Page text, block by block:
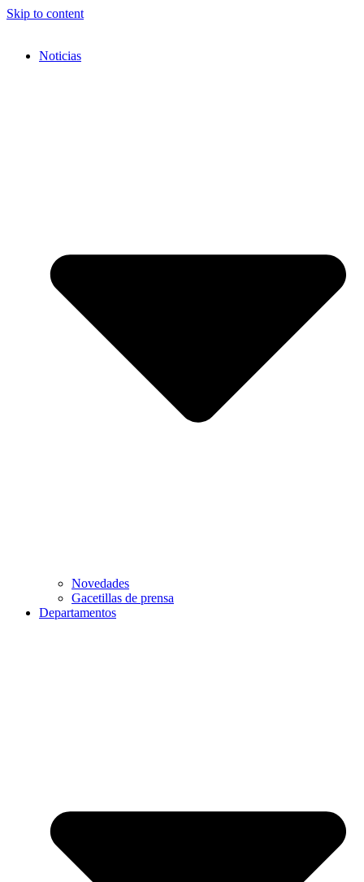
Skip to content
Noticias
Novedades
Gacetillas de prensa
Departamentos